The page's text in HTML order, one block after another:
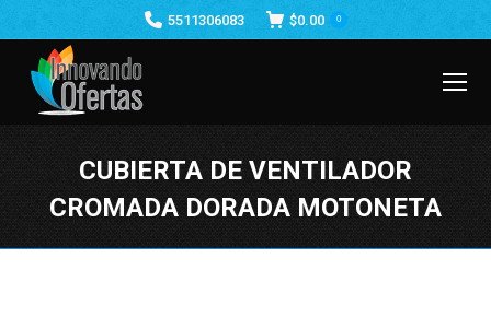
5511306083 $0.00 0
CUBIERTA DE VENTILADOR
CROMADA DORADA MOTONETA